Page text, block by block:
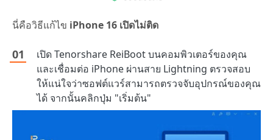
นี่คือวิธีแก้ไข iPhone 16 เปิดไม่ติด
เปิด Tenorshare ReiBoot บนคอมพิวเตอร์ของคุณ
และเชื่อมต่อ iPhone ผ่านสาย Lightning ตรวจสอบ
ให้แน่ใจว่าซอฟต์แวร์สามารถตรวจจับอุปกรณ์ของคุณ
ได้ จากนั้นคลิกปุ่ม "เริ่มต้น"